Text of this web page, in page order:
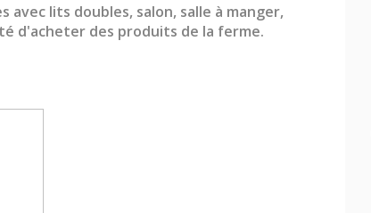
avec lits doubles, salon, salle à manger,
d'acheter des produits de la ferme.